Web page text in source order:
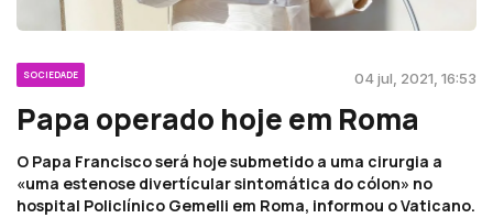
SOCIEDADE 04 jul, 2021, 16:53
Papa operado hoje em Roma
O Papa Francisco será hoje submetido a uma cirurgia a
«uma estenose divertícular sintomática do cólon» no
hospital Policlínico Gemelli em Roma, informou o Vaticano.